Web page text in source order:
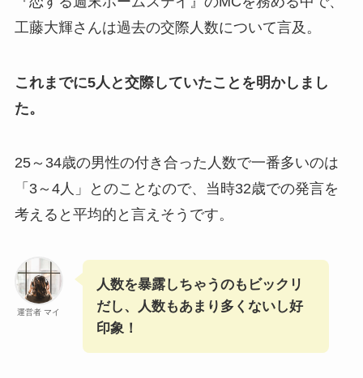
工藤大輝さんは過去の交際人数について言及。
これまでに5人と交際していたことを明かしまし
た。
25～34歳の男性の付き合った人数で一番多いのは
「3～4人」とのことなので、当時32歳での発言を
考えると平均的と言えそうです。
運営者 マイ
人数を暴露しちゃうのもビックリ
だし、人数もあまり多くないし好
印象！